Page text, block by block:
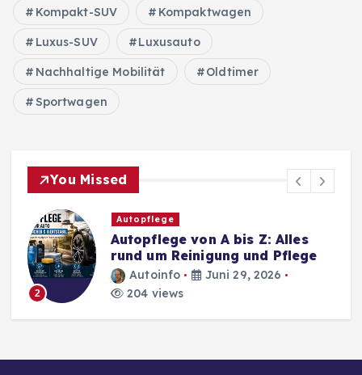
Kompakt-SUV Kompaktwagen
Luxus-SUV Luxusauto
Nachhaltige Mobilität Oldtimer
Sportwagen
You Missed
2
Autopflege
Autopflege von A bis Z: Alles
rund um Reinigung und Pflege
Autoinfo
Juni 29, 2026
204 views